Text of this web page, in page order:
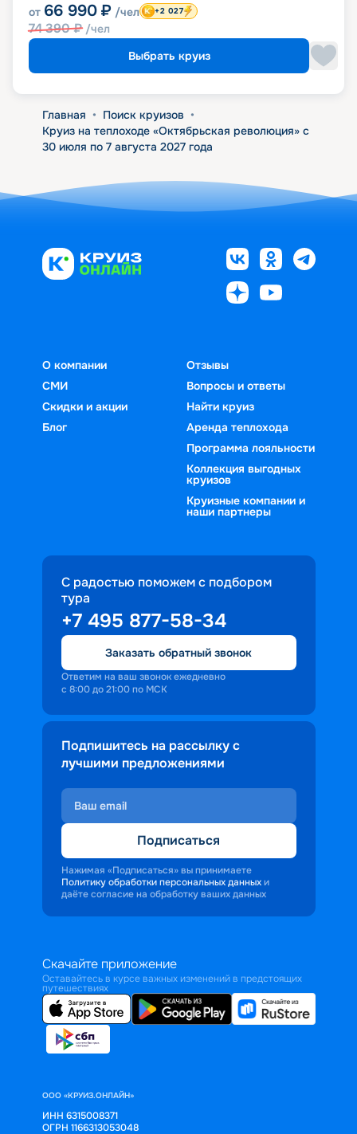
от 66 990 ₽ /чел
74 390₽ /чел
+2 027
Выбрать круиз
Главная • Поиск круизов •
Круиз на теплоходе «Октябрьская революция» с
30 июля по 7 августа 2027 года
О компании
СМИ
Скидки и акции
Блог
Отзывы
Вопросы и ответы
Найти круиз
Аренда теплохода
Программа лояльности
Коллекция выгодных
круизов
Круизные компании и
наши партнеры
С радостью поможем с подбором
тура
+7 495 877-58-34
Заказать обратный звонок
Ответим на ваш звонок ежедневно
с 8:00 до 21:00 по МСК
Подпишитесь на рассылку с
лучшими предложениями
Подписаться
Нажимая «Подписаться» вы принимаете
Политику обработки персональных данных и
даёте согласие на обработку ваших данных
Скачайте приложение
Оставайтесь в курсе важных изменений в предстоящих
путешествиях
ООО «КРУИЗ.ОНЛАЙН»
ИНН 6315008371
ОГРН 1166313053048